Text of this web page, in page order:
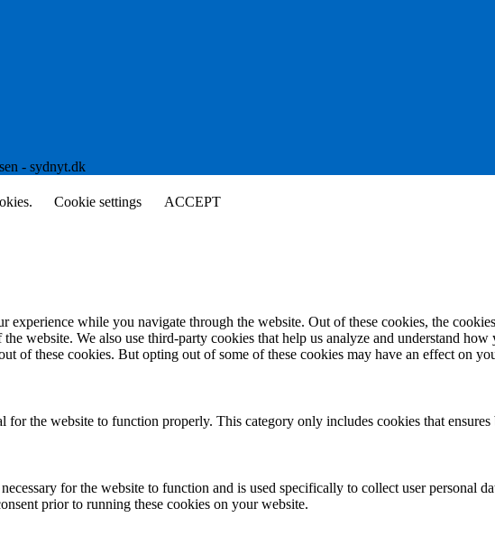
- sydnyt.dk
Cookie settings ACCEPT
experience while you navigate through the website. Out of these cookies, the
website. We also use third-party cookies that help us analyze and understand
of these cookies. But opting out of some of these cookies may have an effect on
for the website to function properly. This category only includes cookies that
for the website to function and is used specifically to collect user personal
prior to running these cookies on your website.